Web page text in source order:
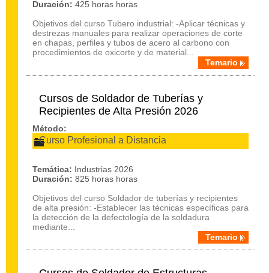
Duración: 425 horas horas
Objetivos del curso Tubero industrial: -Aplicar técnicas y
destrezas manuales para realizar operaciones de corte
en chapas, perfiles y tubos de acero al carbono con
procedimientos de oxicorte y de material...
Temario
Cursos de Soldador de Tuberías y
Recipientes de Alta Presión 2026
Método:
Curso Profesional a Distancia
Temática: Industrias 2026
Duración: 825 horas horas
Objetivos del curso Soldador de tuberías y recipientes
de alta presión: -Establecer las técnicas específicas para
la detección de la defectología de la soldadura
mediante...
Temario